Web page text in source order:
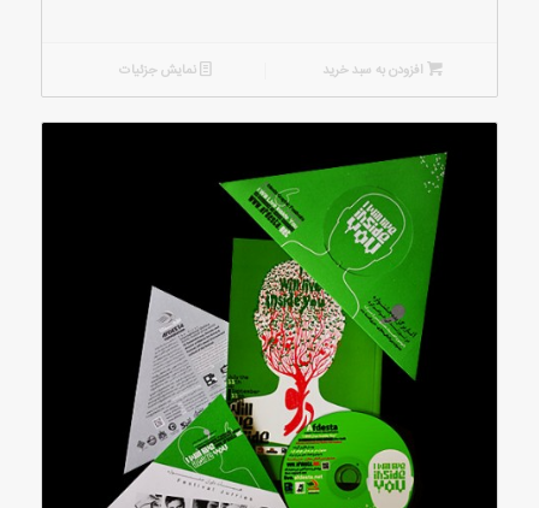
افزودن به سبد خرید نمایش جزئیات